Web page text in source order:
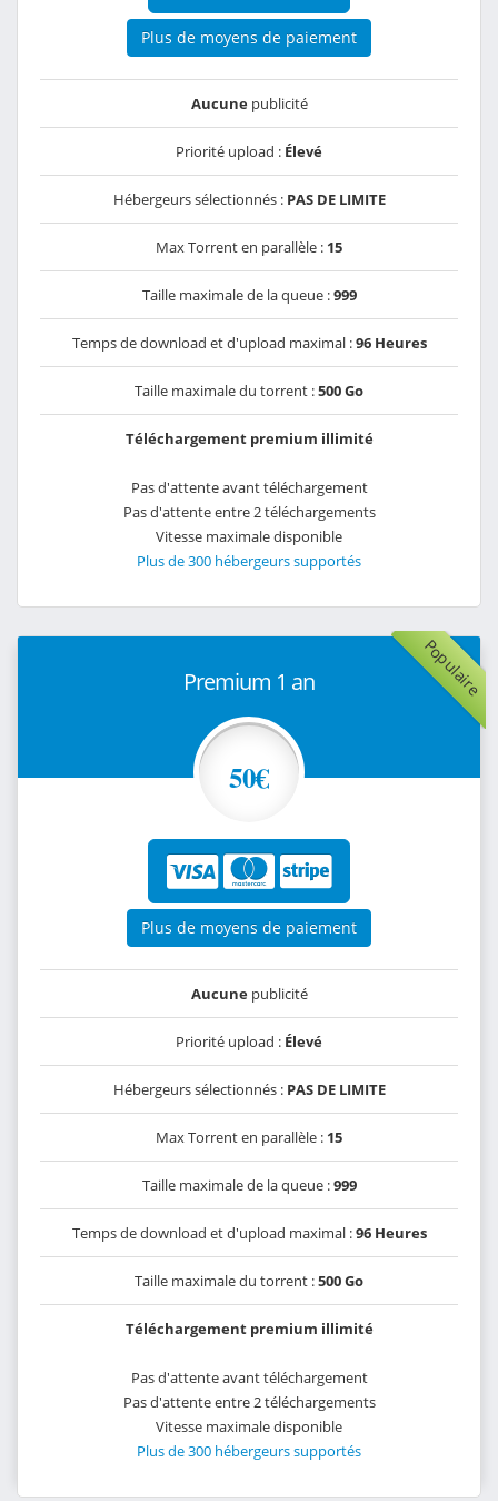
Plus de moyens de paiement
Aucunepublicité
Priorité upload : Élevé
Hébergeurs sélectionnés : PAS DE LIMITE
Max Torrent en parallèle : 15
Taille maximale de la queue :999
Temps de download et d'upload maximal :96 Heures
Taille maximale du torrent :500 Go
Téléchargement premium illimité
Pas d'attente avant téléchargement
Pas d'attente entre 2 téléchargements
Vitesse maximale disponible
Plus de 300 hébergeurs supportés
Populaire
Premium 1 an
50€
Plus de moyens de paiement
Aucunepublicité
Priorité upload : Élevé
Hébergeurs sélectionnés : PAS DE LIMITE
Max Torrent en parallèle : 15
Taille maximale de la queue :999
Temps de download et d'upload maximal :96 Heures
Taille maximale du torrent :500 Go
Téléchargement premium illimité
Pas d'attente avant téléchargement
Pas d'attente entre 2 téléchargements
Vitesse maximale disponible
Plus de 300 hébergeurs supportés